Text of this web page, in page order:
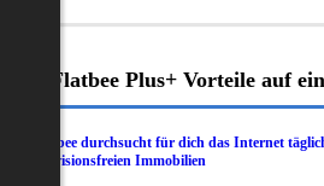
Flatbee Plus+ Vorteile auf
Flatbee durchsucht für dich das Internet
provisionsfreien Immobilien